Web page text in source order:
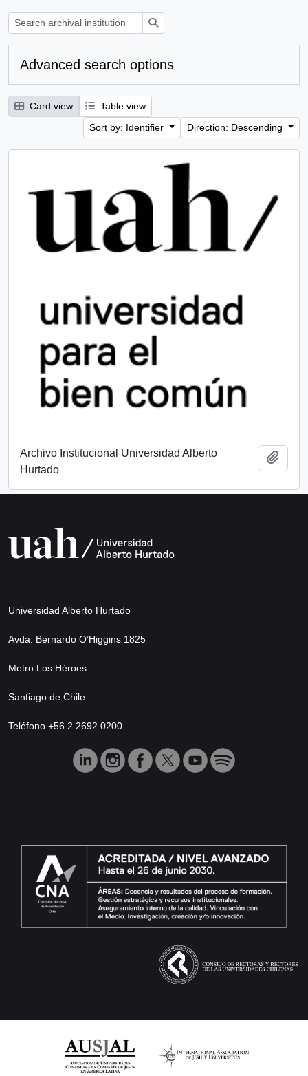
Advanced search options
Card view
Table view
Sort by: Identifier
Direction: Descending
Archivo Institucional Universidad Alberto
Hurtado
Universidad Alberto Hurtado
Avda. Bernardo O’Higgins 1825
Metro Los Héroes
Santiago de Chile
Teléfono +56 2 2692 0200